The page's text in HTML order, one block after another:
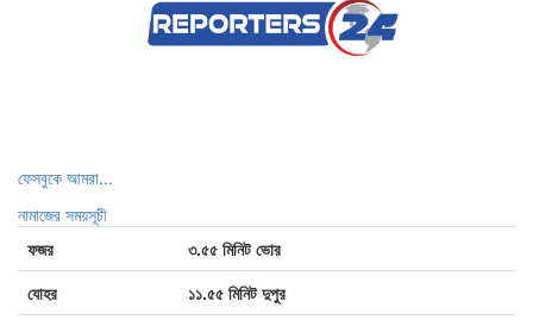
ট্রাম্পের বিরুদ্ধে ফের সরব গ্র্যামিজয়ী এই
গায়িকা
রাশিয়ার দুটি তেল শোধনাগারে ইউক্রেনের ড্রোন
হামলা
ফেসবুকে আমরা...
নামাজের সময়সূচী
ফজর
৩.৫৫ মিনিট ভোর
যোহর
১১.৫৫ মিনিট দুপুর